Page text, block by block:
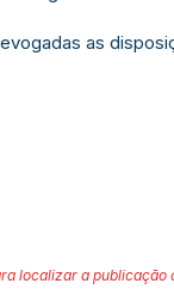
as
localizar a publicação